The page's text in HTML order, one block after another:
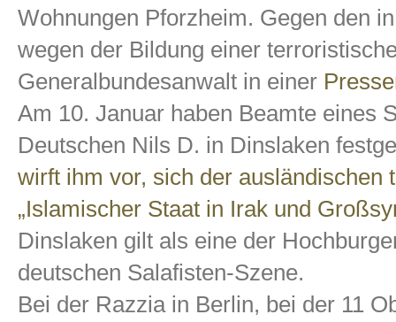
Wohnungen Pforzheim. Gegen den
wegen der Bildung einer
Generalbundesanwalt in einer
Am 10. Januar haben Beamte eines
Deutschen Nils D. in Dinslaken
wirft ihm vor, sich der ausländischen
„Islamischer Staat in Irak und
Dinslaken gilt als eine der
deutschen Salafisten-Szene.
Bei der Razzia in Berlin, bei der 11